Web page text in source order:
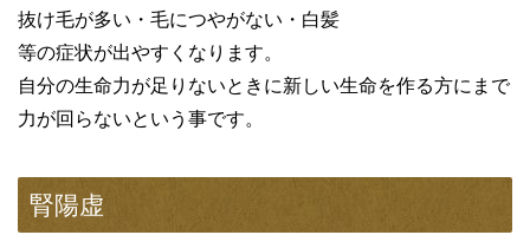
抜け毛が多い・毛につやがない・白髪
等の症状が出やすくなります。
自分の生命力が足りないときに新しい生命を作る方にまで
力が回らないという事です。
腎陽虚